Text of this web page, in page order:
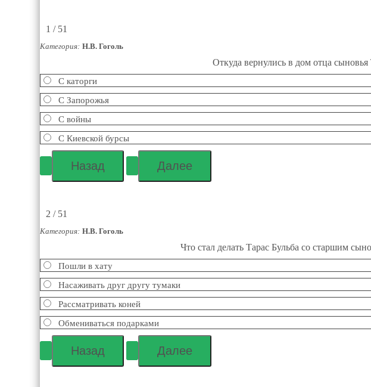
1 / 51
Категория: Н.В. Гоголь
Откуда вернулись в дом отца
С каторги
С Запорожья
С войны
С Киевской бурсы
2 / 51
Категория: Н.В. Гоголь
Что стал делать Тарас Бульба со старшим
Пошли в хату
Насаживать друг другу тумаки
Рассматривать коней
Обмениваться подарками